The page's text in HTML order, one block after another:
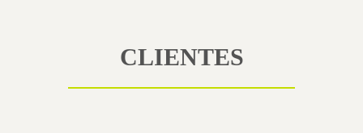
CLIENTES